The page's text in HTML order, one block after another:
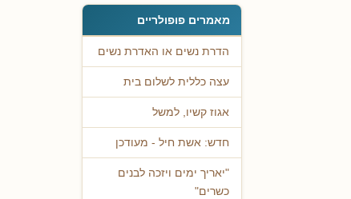
מאמרים פופולריים
הדרת נשים או האדרת נשים
עצה כללית לשלום בית
אגוז קשיו, למשל
חדש: אשת חיל - מעודכן
"יאריך ימים ויזכה לבנים
כשרים"